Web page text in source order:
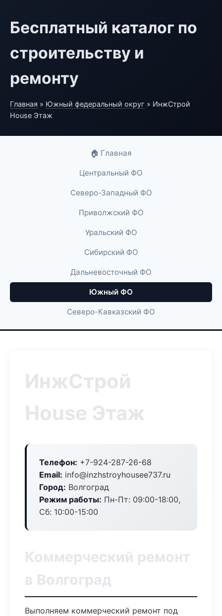
Бесплатный каталог по
строительству и
ремонту
Главная » Южный федеральный округ » ИнжСтрой
House Этаж
🏠 Главная
Центральный ФО
Северо-Западный ФО
Приволжский ФО
Уральский ФО
Сибирский ФО
Дальневосточный ФО
Южный ФО
Северо-Кавказский ФО
ИнжСтрой
House Этаж
Телефон: +7-924-287-26-68
Email: info@inzhstroyhousee737.ru
Город: Волгоград
Режим работы: Пн-Пт: 09:00-18:00,
Сб: 10:00-15:00
Коммерческий ремонт
в Волгоград
Выполняем коммерческий ремонт под